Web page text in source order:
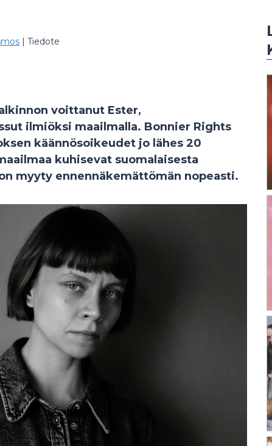
| Tiedote
voittanut Ester,
ilmiöksi maailmalla. Bonnier Rights
käännösoikeudet jo lähes 20
kuhisevat suomalaisesta
myyty ennennäkemättömän nopeasti.